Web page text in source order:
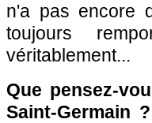
n'a pas encore
toujours
véritablement...
Que pensez-
Saint-Germain